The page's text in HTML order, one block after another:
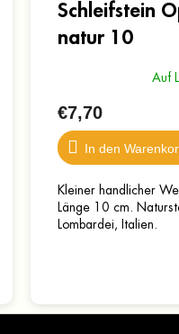
Schleifstein
natur 10
Auf
€7,70
In den
Kleiner handlicher
Länge 10 cm.
Lombardei, Italien.